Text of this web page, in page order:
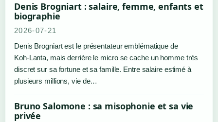
Denis Brogniart : salaire, femme, enfants et
biographie
2026-07-21
Denis Brogniart est le présentateur emblématique de
Koh‑Lanta, mais derrière le micro se cache un homme très
discret sur sa fortune et sa famille. Entre salaire estimé à
plusieurs millions, vie de…
Bruno Salomone : sa misophonie et sa vie
privée